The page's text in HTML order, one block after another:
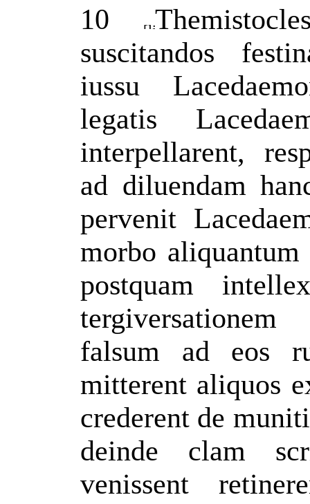
10
suscitandos
iussu
legatis
interpellarent,
ad diluendam
pervenit
morbo
postquam
falsum ad eos
mitterent aliquos
crederent de
deinde clam
venissent